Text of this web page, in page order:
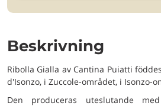
Beskrivning
Ribolla Gialla av Cantina Puiatti
d'Isonzo, i Zuccole-området, i Isonzo-
Den produceras uteslutande